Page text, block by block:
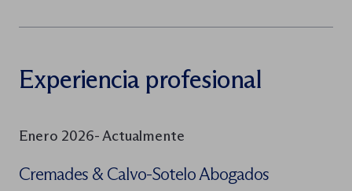
Experiencia profesional
Enero 2026- Actualmente
Cremades & Calvo-Sotelo Abogados